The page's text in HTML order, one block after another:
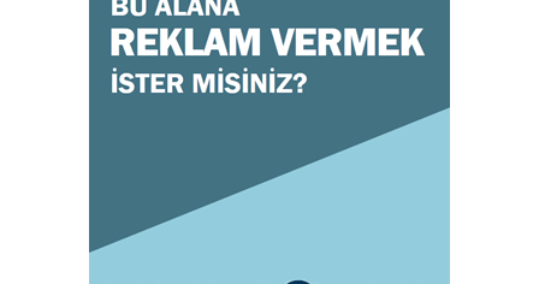
Doğru ayakkabı mutlu çocuk!
July 31, 2023
Orgazm olan kadınlar daha çabuk hamile
kalıyor
May 05, 2023